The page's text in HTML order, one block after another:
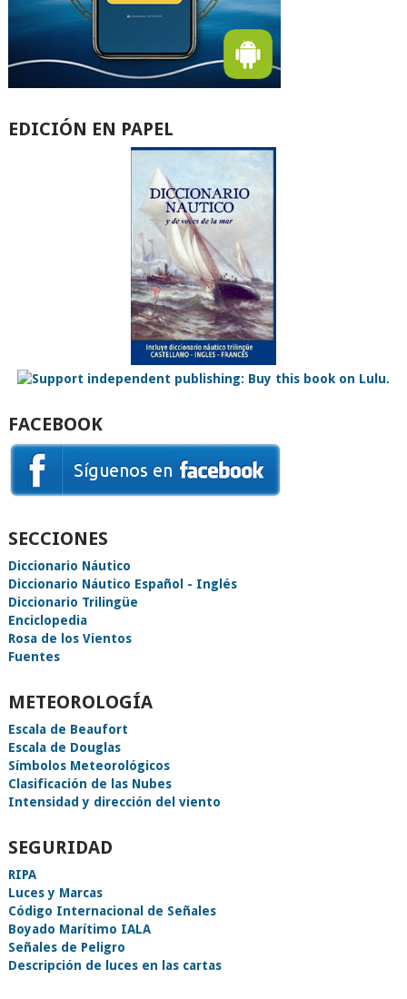
EDICIÓN EN PAPEL
FACEBOOK
SECCIONES
Diccionario Náutico
Diccionario Náutico Español - Inglés
Diccionario Trilingüe
Enciclopedia
Rosa de los Vientos
Fuentes
METEOROLOGÍA
Escala de Beaufort
Escala de Douglas
Símbolos Meteorológicos
Clasificación de las Nubes
Intensidad y dirección del viento
SEGURIDAD
RIPA
Luces y Marcas
Código Internacional de Señales
Boyado Marítimo IALA
Señales de Peligro
Descripción de luces en las cartas